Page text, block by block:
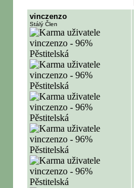
vinczenzo
Stálý Člen